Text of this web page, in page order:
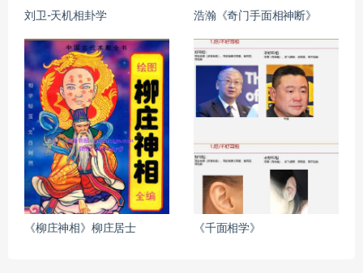
刘卫-天机相卦学 浩瀚《奇门手面相神断》
《柳庄神相》柳庄居士 《千面相学》